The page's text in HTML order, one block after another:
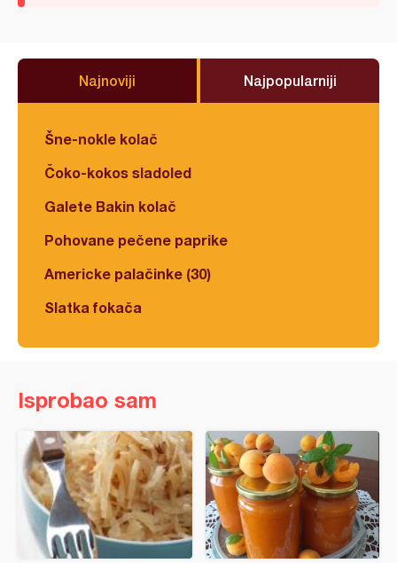
Najnoviji Najpopularniji
Šne-nokle kolač
Čoko-kokos sladoled
Galete Bakin kolač
Pohovane pečene paprike
Americke palačinke (30)
Slatka fokača
Isprobao sam